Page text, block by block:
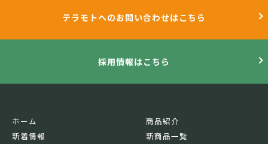
テラモトへのお問い合わせはこちら
採用情報はこちら
ホーム
新着情報
商品紹介
新商品一覧